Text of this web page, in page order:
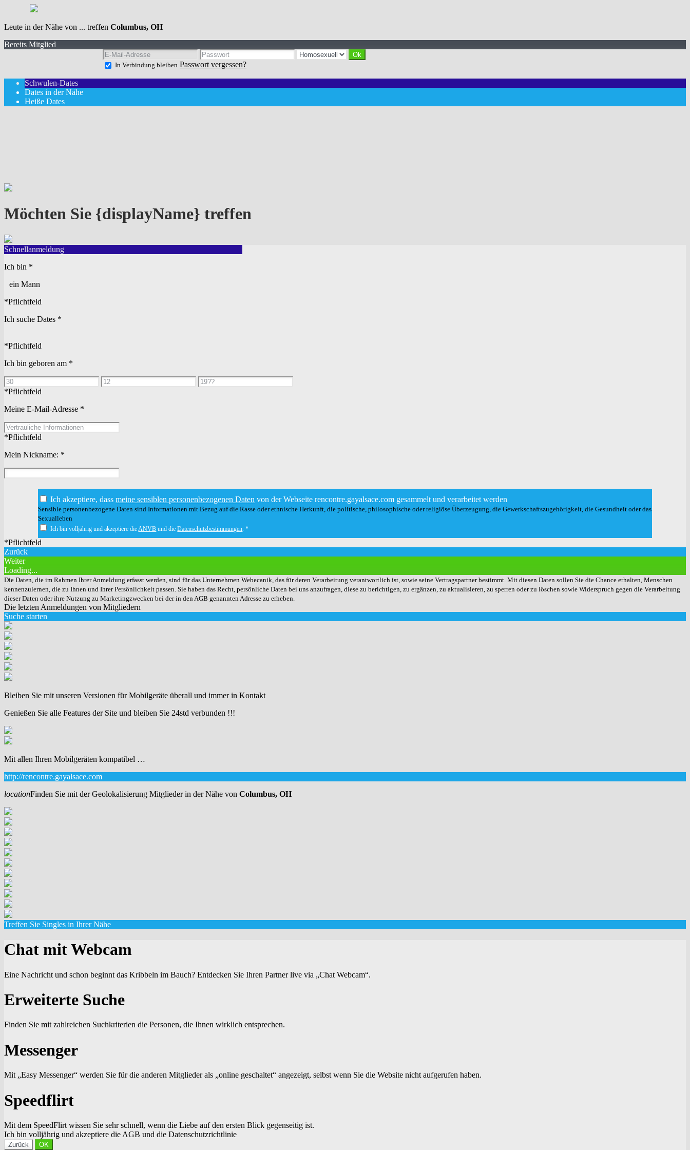
Leute in der Nähe von ... treffen Columbus, OH
Bereits Mitglied
In Verbindung bleiben Passwort vergessen?
Schwulen-Dates
Dates in der Nähe
Heiße Dates
Möchten Sie {displayName} treffen
Schnellanmeldung
Ich bin *
ein Mann
*Pflichtfeld
Ich suche Dates *
*Pflichtfeld
Ich bin geboren am *
*Pflichtfeld
Meine E-Mail-Adresse *
*Pflichtfeld
Mein Nickname: *
Ich akzeptiere, dassmeine sensiblen personenbezogenen Daten von der Webseite rencontre.gayalsace.com gesammelt und verarbeitet werden
Sensible personenbezogene Daten sind Informationen mit Bezug auf die Rasse oder ethnische Herkunft, die politische, philosophische oder religiöse Überzeugung, die Gewerkschaftszugehörigkeit, die Gesundheit oder das
Sexualleben
Ich bin volljährig und akzeptiere die ANVB und dieDatenschutzbestimmungen .*
*Pflichtfeld
Zurück
Weiter
Loading...
Die Daten, die im Rahmen Ihrer Anmeldung erfasst werden, sind für das Unternehmen Webecanik, das für deren Verarbeitung verantwortlich ist, sowie seine Vertragspartner bestimmt. Mit diesen Daten sollen Sie die Chance erhalten, Menschen
kennenzulernen, die zu Ihnen und Ihrer Persönlichkeit passen. Sie haben das Recht, persönliche Daten bei uns anzufragen, diese zu berichtigen, zu ergänzen, zu aktualisieren, zu sperren oder zu löschen sowie Widerspruch gegen die Verarbeitung
dieser Daten oder ihre Nutzung zu Marketingzwecken bei der in den AGB genannten Adresse zu erheben.
Die letzten Anmeldungen von Mitgliedern
Suche starten
Bleiben Sie mit unseren Versionen für Mobilgeräte überall und immer in Kontakt
Genießen Sie alle Features der Site und bleiben Sie 24std verbunden !!!
Mit allen Ihren Mobilgeräten kompatibel …
http://rencontre.gayalsace.com
locationFinden Sie mit der Geolokalisierung Mitglieder in der Nähe von Columbus, OH
Treffen Sie Singles in Ihrer Nähe
Chat mit Webcam
Eine Nachricht und schon beginnt das Kribbeln im Bauch? Entdecken Sie Ihren Partner live via „Chat Webcam“.
Erweiterte Suche
Finden Sie mit zahlreichen Suchkriterien die Personen, die Ihnen wirklich entsprechen.
Messenger
Mit „Easy Messenger“ werden Sie für die anderen Mitglieder als „online geschaltet“ angezeigt, selbst wenn Sie die Website nicht aufgerufen haben.
Speedflirt
Mit dem SpeedFlirt wissen Sie sehr schnell, wenn die Liebe auf den ersten Blick gegenseitig ist.
Ich bin volljährig und akzeptiere die AGB und die Datenschutzrichtlinie
Zurück OK